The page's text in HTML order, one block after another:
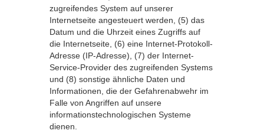
zugreifendes System auf unserer
Internetseite angesteuert werden, (5) das
Datum und die Uhrzeit eines Zugriffs auf
die Internetseite, (6) eine Internet-Protokoll-
Adresse (IP-Adresse), (7) der Internet-
Service-Provider des zugreifenden Systems
und (8) sonstige ähnliche Daten und
Informationen, die der Gefahrenabwehr im
Falle von Angriffen auf unsere
informationstechnologischen Systeme
dienen.